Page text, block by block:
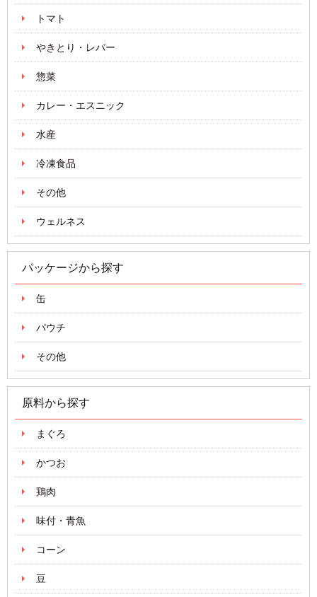
トマト
やきとり・レバー
惣菜
カレー・エスニック
水産
冷凍食品
その他
ウェルネス
パッケージから探す
缶
パウチ
その他
原料から探す
まぐろ
かつお
鶏肉
味付・青魚
コーン
豆